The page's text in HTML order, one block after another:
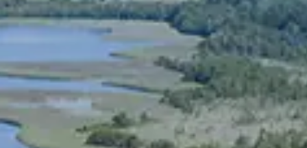
Spanish
Russia
Russian
France
French